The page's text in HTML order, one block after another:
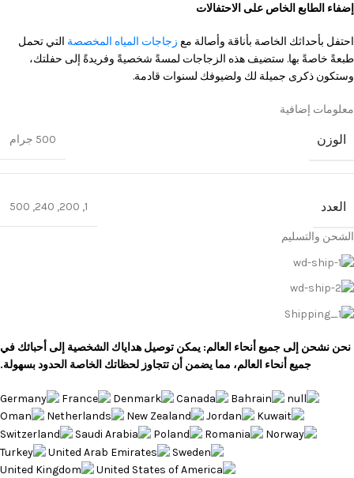
إضفاء الطابع الخاص على الاحتفالات
احتفل بأحداثك الخاصة بأناقة وأصالة مع زجاجات المياه المخصصة التي تحمل
طبعةً خاصةً بها. ستضيف هذه الزجاجات لمسةً شخصيةً وفريدةً إلى حفلتك،
وستكون ذكرى جميلة لك ولضيوفك لسنوات قادمة.
معلومات إضافية
الوزن 500 جرام
العدد 1
,
200
,
240
,
500
الشحن والتسليم
نحن نشحن إلى جميع أنحاء العالم: يمكن توصيل هداياك الشخصية إلى أحبائك في
جميع أنحاء العالم، مما يضمن أن تتجاوز لحظاتك الخاصة الحدود بسهولة.